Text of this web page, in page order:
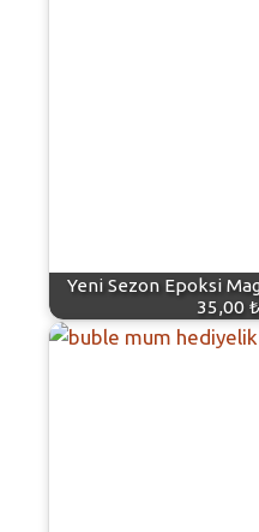
Yeni Sezon Epoksi
35,00 ₺